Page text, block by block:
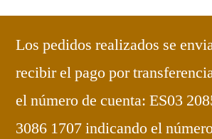
Saltar
contenido
Carmelitas de Maluenda
elaborados en el Convento
Bienvenidos
Los pedidos realizados se
recibir el pago por
el número de cuenta: ES03
3086 1707 indicando el